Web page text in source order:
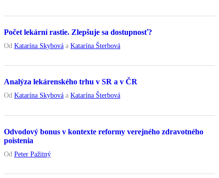
Počet lekární rastie. Zlepšuje sa dostupnosť?
Od Katarína Skybová a Katarína Šterbová
Analýza lekárenského trhu v SR a v ČR
Od Katarína Skybová a Katarína Šterbová
Odvodový bonus v kontexte reformy verejného zdravotného
poistenia
Od Peter Pažitný